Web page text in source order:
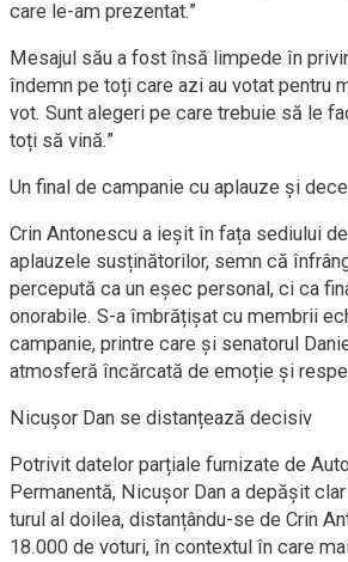
care le-am prezentat.”
Mesajul său a fost însă limpede în
îndemn pe toți care azi au votat pentru
vot. Sunt alegeri pe care trebuie să le
toți să vină.”
Un final de campanie cu aplauze și
Crin Antonescu a ieșit în fața sediului
aplauzele susținătorilor, semn că
percepută ca un eșec personal, ci ca
onorabile. S-a îmbrățișat cu membrii
campanie, printre care și senatorul
atmosferă încărcată de emoție și
Nicușor Dan se distanțează decisiv
Potrivit datelor parțiale furnizate de
Permanentă, Nicușor Dan a depășit
turul al doilea, distanțându-se de Crin
18.000 de voturi, în contextul în care